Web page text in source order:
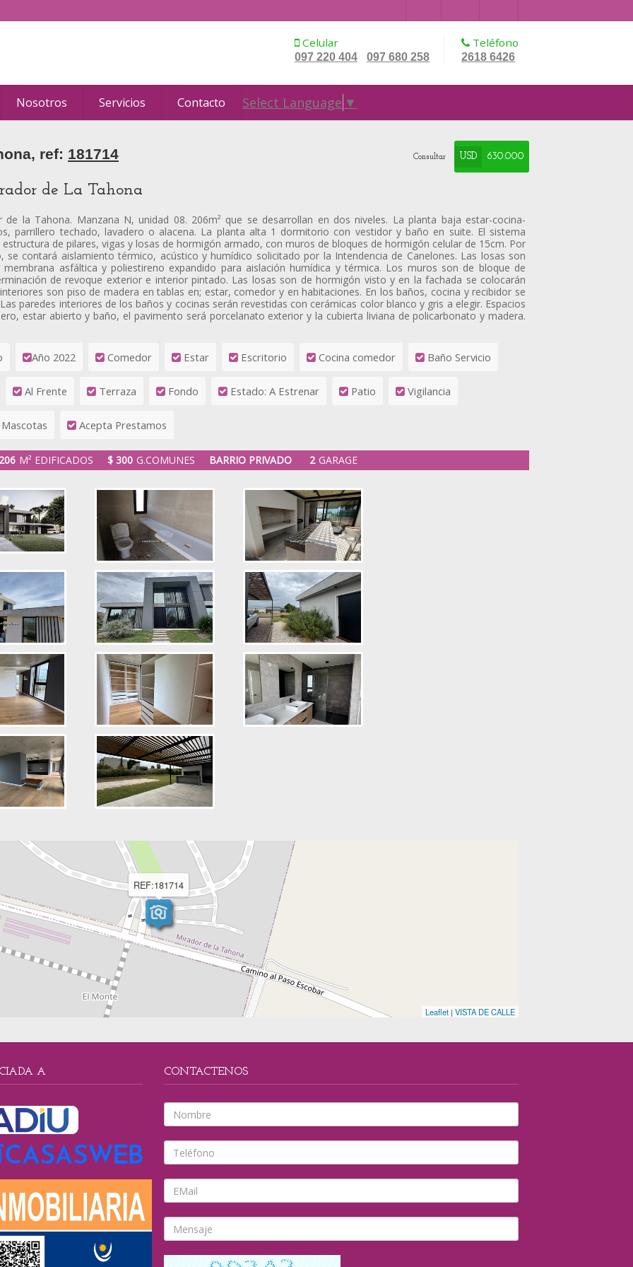
Celular
097 220 404 097 680 258
Teléfono
2618 6426
Nosotros Servicios Contacto Select Language ▼
ref: 181714 Consultar USD 630.000
de La Tahona
la Tahona. Manzana N, unidad 08. 206m² que se desarrollan en dos niveles. La planta baja estar-cocina-
parrillero techado, lavadero o alacena. La planta alta 1 dormitorio con vestidor y baño en suite. El sistema
de pilares, vigas y losas de hormigón armado, con muros de bloques de hormigón celular de 15cm. Por
se contará aislamiento térmico, acústico y humídico solicitado por la Intendencia de Canelones. Las losas son
asfáltica y poliestireno expandido para aislación humídica y térmica. Los muros son de bloque de
de revoque exterior e interior pintado. Las losas son de hormigón visto y en la fachada se colocarán
son piso de madera en tablas en; estar, comedor y en habitaciones. En los baños, cocina y recibidor se
paredes interiores de los baños y cocinas serán revestidas con cerámicas color blanco y gris a elegir. Espacios
estar abierto y baño, el pavimento será porcelanato exterior y la cubierta liviana de policarbonato y madera.
Año 2022 Comedor Estar Escritorio Cocina comedor Baño Servicio
Al Frente Terraza Fondo Estado: A Estrenar Patio Vigilancia
Acepta Prestamos
M² EDIFICADOS $ 300 G.COMUNES BARRIO PRIVADO 2 GARAGE
REF:181714
Leaflet | VISTA DE CALLE
A CONTACTENOS